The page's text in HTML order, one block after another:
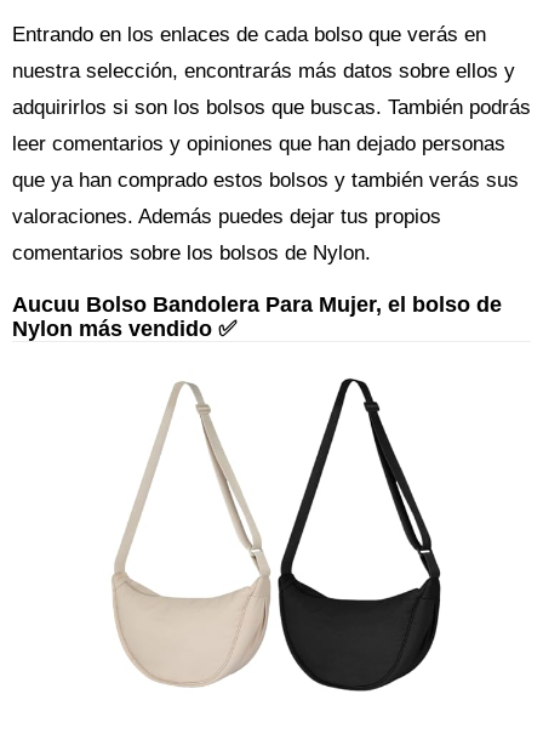
Entrando en los enlaces de cada bolso que verás en
nuestra selección, encontrarás más datos sobre ellos y
adquirirlos si son los bolsos que buscas. También podrás
leer comentarios y opiniones que han dejado personas
que ya han comprado estos bolsos y también verás sus
valoraciones. Además puedes dejar tus propios
comentarios sobre los bolsos de Nylon.
Aucuu Bolso Bandolera Para Mujer, el bolso de
Nylon más vendido ✅